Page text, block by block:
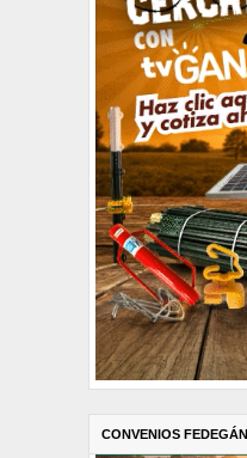
CONVENIOS FEDEGÁN